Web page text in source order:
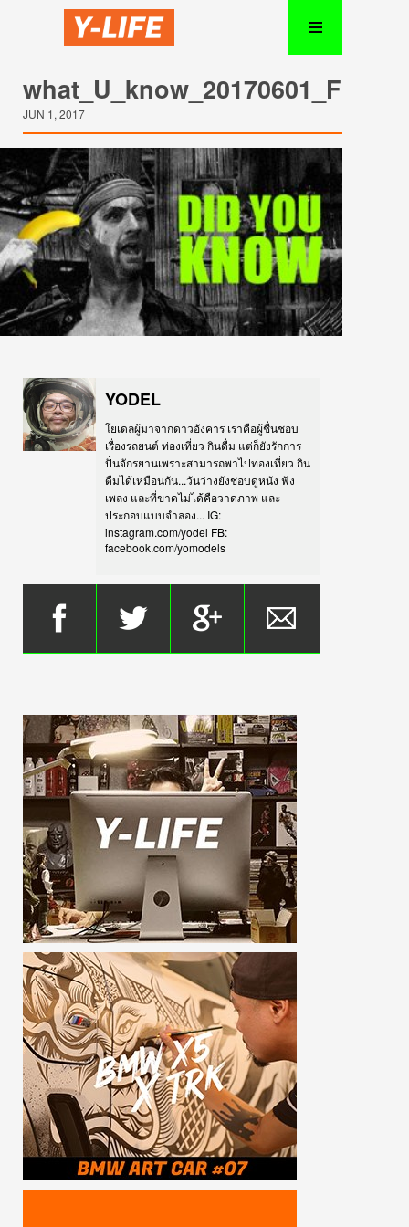
JUN 1, 2017
YODEL
โยเดลผู้มาจากดาวอังคาร เราคือผู้ชื่นชอบ
เรื่องรถยนต์ ท่องเที่ยว กินดื่ม แต่ก็ยังรักการ
ปั่นจักรยานเพราะสามารถพาไปท่องเที่ยว กิน
ดื่มได้เหมือนกัน...วันว่างยังชอบดูหนัง ฟัง
เพลง และที่ขาดไม่ได้คือวาดภาพ และ
ประกอบแบบจำลอง... IG:
instagram.com/yodel FB:
facebook.com/yomodels